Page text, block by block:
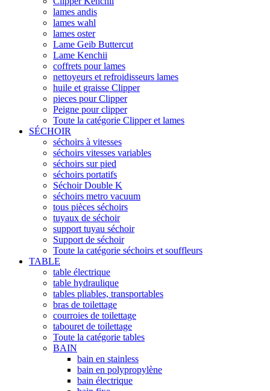
lames andis
lames wahl
lames oster
Lame Geib Buttercut
Lame Kenchii
coffrets pour lames
nettoyeurs et refroidisseurs lames
huile et graisse Clipper
pieces pour Clipper
Peigne pour clipper
Toute la catégorie Clipper et lames
SÉCHOIR
séchoirs à vitesses
séchoirs vitesses variables
séchoirs sur pied
séchoirs portatifs
Séchoir Double K
séchoirs metro vacuum
tous pièces séchoirs
tuyaux de séchoir
support tuyau séchoir
Support de séchoir
Toute la catégorie séchoirs et souffleurs
TABLE
table électrique
table hydraulique
tables pliables, transportables
bras de toilettage
courroies de toilettage
tabouret de toilettage
Toute la catégorie tables
BAIN
bain en stainless
bain en polypropylène
bain électrique